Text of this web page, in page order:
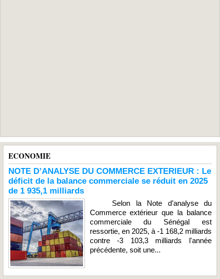
ECONOMIE
NOTE D’ANALYSE DU COMMERCE EXTERIEUR : Le
déficit de la balance commerciale se réduit en 2025
de 1 935,1 milliards
Selon la Note d’analyse du
Commerce extérieur que la balance
commerciale du Sénégal est
ressortie, en 2025, à -1 168,2 milliards
contre -3 103,3 milliards l'année
précédente, soit une...